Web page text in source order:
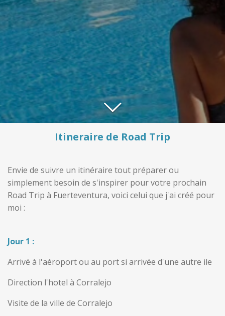
Itineraire de Road Trip
Envie de suivre un itinéraire tout préparer ou
simplement besoin de s'inspirer pour votre prochain
Road Trip à Fuerteventura, voici celui que j'ai créé pour
moi :
Jour 1 :
Arrivé à l'aéroport ou au port si arrivée d'une autre ile
Direction l'hotel à Corralejo
Visite de la ville de Corralejo